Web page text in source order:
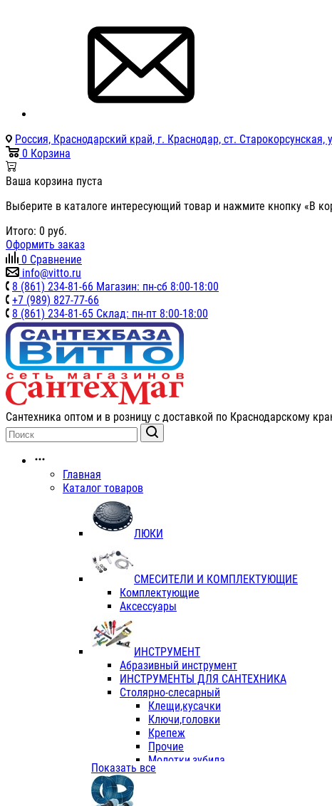
Россия, Краснодарский край, г. Краснодар, ст.
0 Корзина
Ваша корзина пуста
Выберите в каталоге интересующий товар и нажмите кнопку «В
Итого: 0 руб.
Оформить заказ
0 Сравнение
info@vitto.ru
8 (861) 234-81-66 Магазин: пн-сб 8:00-18:00
+7 (989) 827-77-66
8 (861) 234-81-65 Склад: пн-пт 8:00-18:00
Сантехника оптом и в розницу с доставкой по Краснодарскому
Главная
Каталог товаров
ЛЮКИ
СМЕСИТЕЛИ И КОМПЛЕКТУЮЩИЕ
Комплектующие
Аксессуары
ИНСТРУМЕНТ
Абразивный инструмент
ИНСТРУМЕНТЫ ДЛЯ САНТЕХНИКА
Столярно-слесарный
Клещи,кусачки
Ключи,головки
Крепеж
Прочие
Молотки,зубила
Пассатижи,тонкогубцы,утконосы
Показать все